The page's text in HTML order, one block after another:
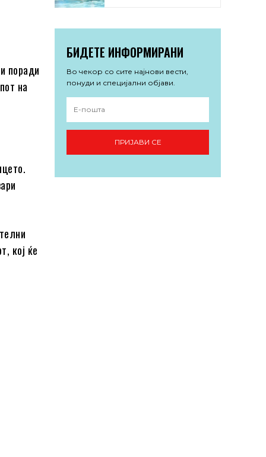
поради
на
кој ќе
БИДЕТЕ ИНФОРМИРАНИ
Во чекор со сите најнови вести,
понуди и специјални објави.
ПРИЈАВИ СЕ